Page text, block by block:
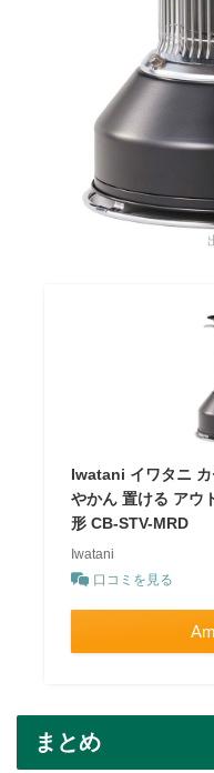
Iwatani イワタニ
やかん 置ける アウ
形 CB-STV-MRD
Iwatani
口コミを見る
まとめ